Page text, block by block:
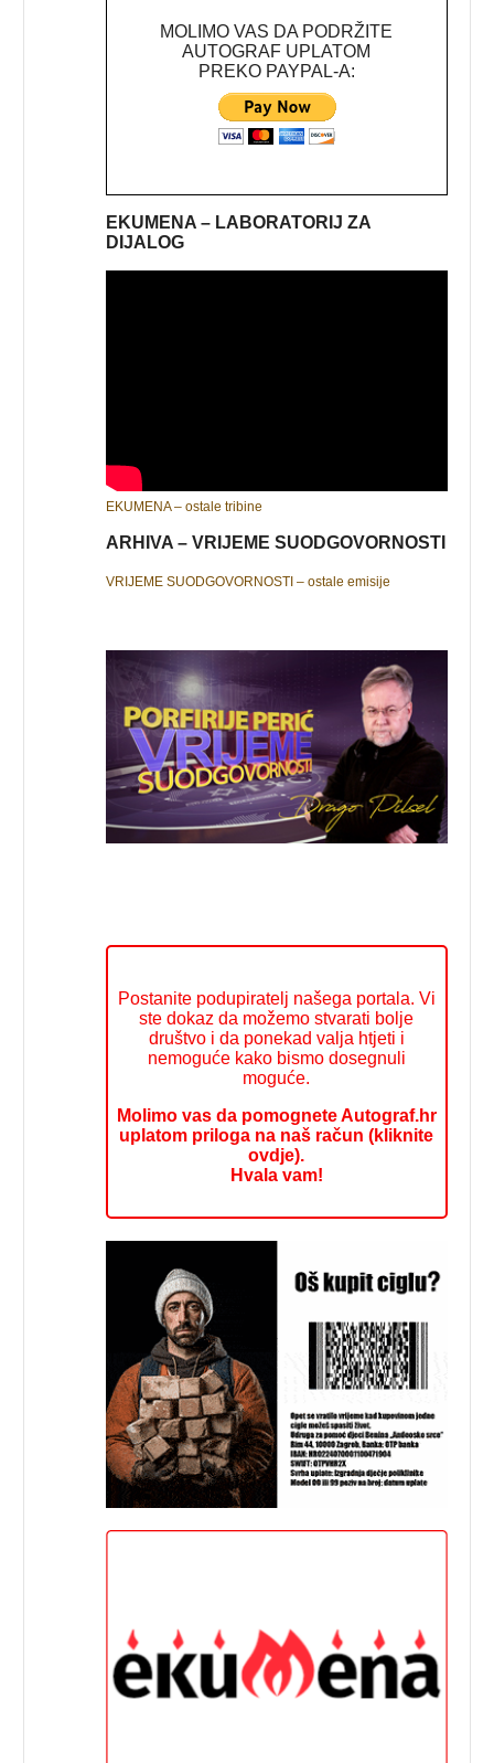
MOLIMO VAS DA PODRŽITE
AUTOGRAF UPLATOM
PREKO PAYPAL-A:
EKUMENA – LABORATORIJ ZA
DIJALOG
EKUMENA – ostale tribine
ARHIVA – VRIJEME SUODGOVORNOSTI
VRIJEME SUODGOVORNOSTI – ostale emisije
Postanite podupiratelj našega portala. Vi
ste dokaz da možemo stvarati bolje
društvo i da ponekad valja htjeti i
nemoguće kako bismo dosegnuli
moguće.
Molimo vas da pomognete Autograf.hr
uplatom priloga na naš račun (kliknite
ovdje).
Hvala vam!